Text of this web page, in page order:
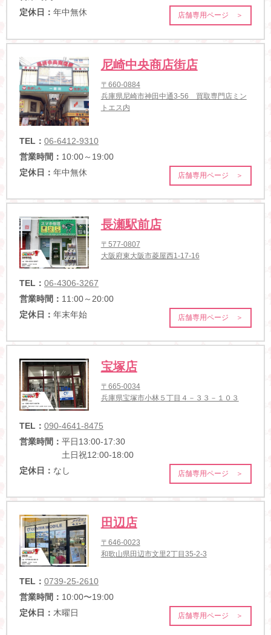
定休日： 年中無休 店舗専用ページ ＞
尼崎中央商店街店
〒660-0884
兵庫県尼崎市神田中通3-56 買取専門店ミン
トエス内
TEL： 06-6412-9310
営業時間： 10:00～19:00
定休日： 年中無休 店舗専用ページ ＞
長瀬駅前店
〒577-0807
大阪府東大阪市菱屋西1-17-16
TEL： 06-4306-3267
営業時間： 11:00～20:00
定休日： 年末年始 店舗専用ページ ＞
宝塚店
〒665-0034
兵庫県宝塚市小林５丁目４－３３－１０３
TEL： 090-4641-8475
営業時間： 平日13:00-17:30
土日祝12:00-18:00
定休日： なし 店舗専用ページ ＞
田辺店
〒646-0023
和歌山県田辺市文里2丁目35-2-3
TEL： 0739-25-2610
営業時間： 10:00〜19:00
定休日： 木曜日 店舗専用ページ ＞